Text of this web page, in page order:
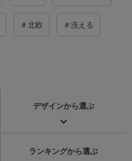
＃北欧 ＃洗える
デザインから選ぶ
ランキングから選ぶ